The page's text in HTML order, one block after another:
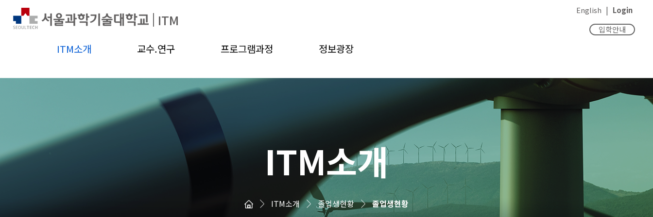
English | Login
| ITM
입학안내
ITM소개 교수.연구 프로그램과정 정보광장
ITM소개
ITM소개 졸업생현황 졸업생현황